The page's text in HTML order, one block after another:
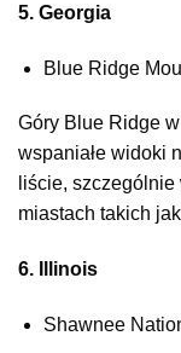
5. Georgia
Blue Ridge
Góry Blue Ridge
wspaniałe widoki
liście,
miastach takich
6. Illinois
Shawnee